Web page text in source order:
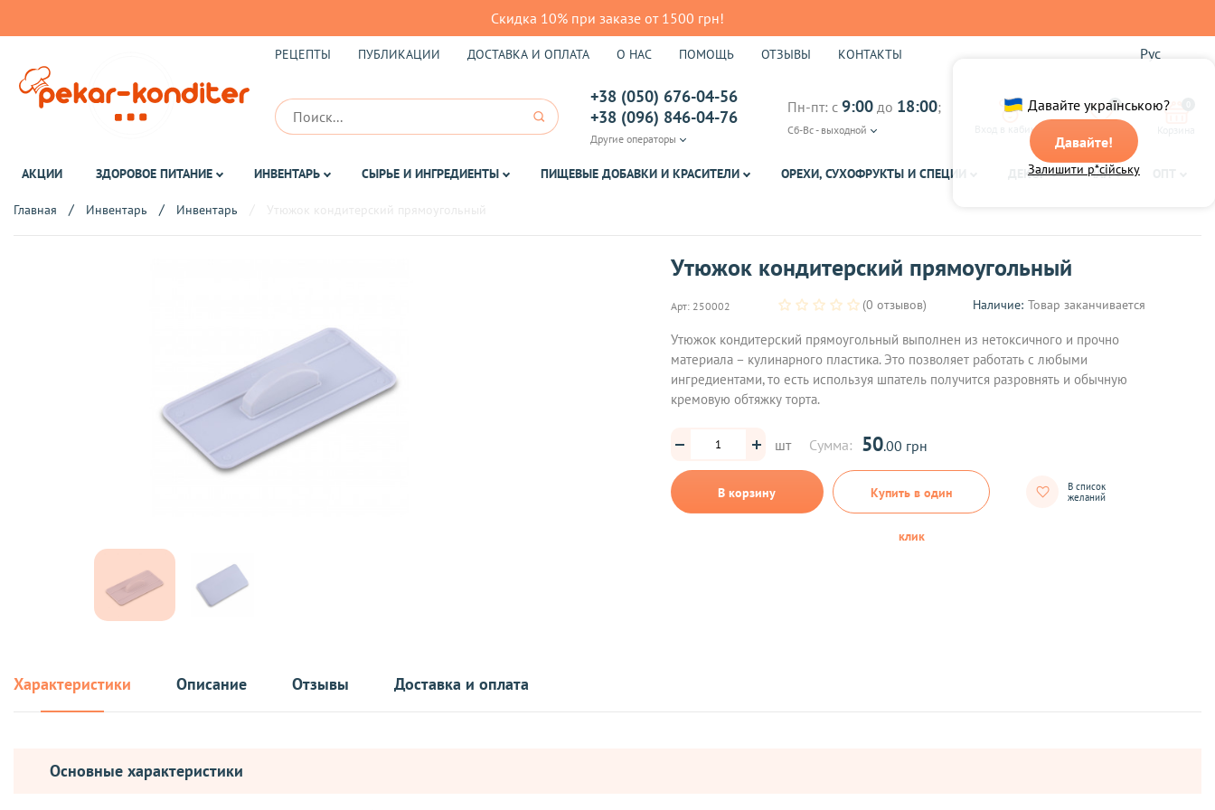
Скидка 10% при заказе от 1500 грн!
Давайте українською?
Давайте!
Залишити р*сійську
РЕЦЕПТЫ ПУБЛИКАЦИИ ДОСТАВКА И ОПЛАТА О НАС ПОМОЩЬ ОТЗЫВЫ КОНТАКТЫ Рус
+38 (050) 676-04-56
+38 (096) 846-04-76
Другие операторы
Пн-пт: с 9:00 до 18:00;
Сб-Вс - выходной Вход в кабинет
0
АКЦИИ ЗДОРОВОЕ ПИТАНИЕ ИНВЕНТАРЬ СЫРЬЕ И ИНГРЕДИЕНТЫ ПИЩЕВЫЕ ДОБАВКИ И КРАСИТЕЛИ ОРЕХИ, СУХОФРУКТЫ И СПЕЦИИ ДЕКОР ЧАЙ
Главная Инвентарь Инвентарь
Утюжок кондитерский прямоугольный
Арт: 250002 (0 отзывов) Наличие: Товар заканчивается
Утюжок кондитерский прямоугольный выполнен из нетоксичного и прочно
материала – кулинарного пластика. Это позволяет работать с любыми
ингредиентами, то есть используя шпатель получится разровнять и обычную
кремовую обтяжку торта.
шт Сумма: 50.00 грн
В корзину Купить в один
клик
В список
желаний
Характеристики Описание Отзывы Доставка и оплата
Основные характеристики